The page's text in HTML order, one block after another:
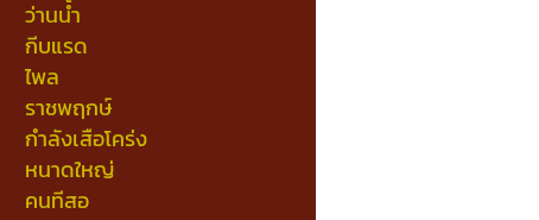
ว่านน้ำ
กีบแรด
ไพล
ราชพฤกษ์
กำลังเสือโคร่ง
หนาดใหญ่
คนทีสอ